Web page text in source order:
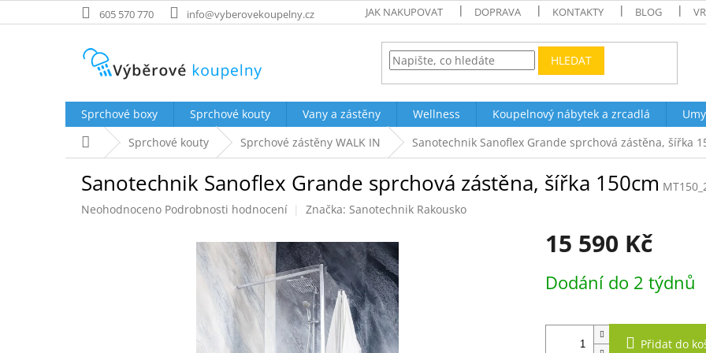
na
605 570 770 info@vyberovekoupelny.cz JAK NAKUPOVAT DOPRAVA KONTAKTY BLOG
HLEDAT
Sprchové boxy Sprchové kouty Vany a zástěny Wellness Koupelnový nábytek a zrcadlá
Domů Sprchové kouty Sprchové zástěny WALK IN Sanotechnik Sanoflex Grande sprchová zástěna, šířka
Sanotechnik Sanoflex Grande sprchová zástěna, šířka 150cm
Průměrné
Neohodnoceno Podrobnosti hodnocení Značka: Sanotechnik Rakousko
15 590 Kč
cena:
Dodání do 2 týdnů
Přidat do